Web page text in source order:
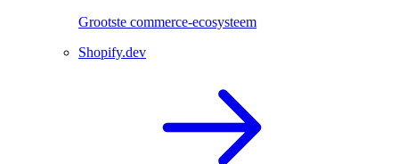
Grootste commerce-ecosysteem
Shopify.dev